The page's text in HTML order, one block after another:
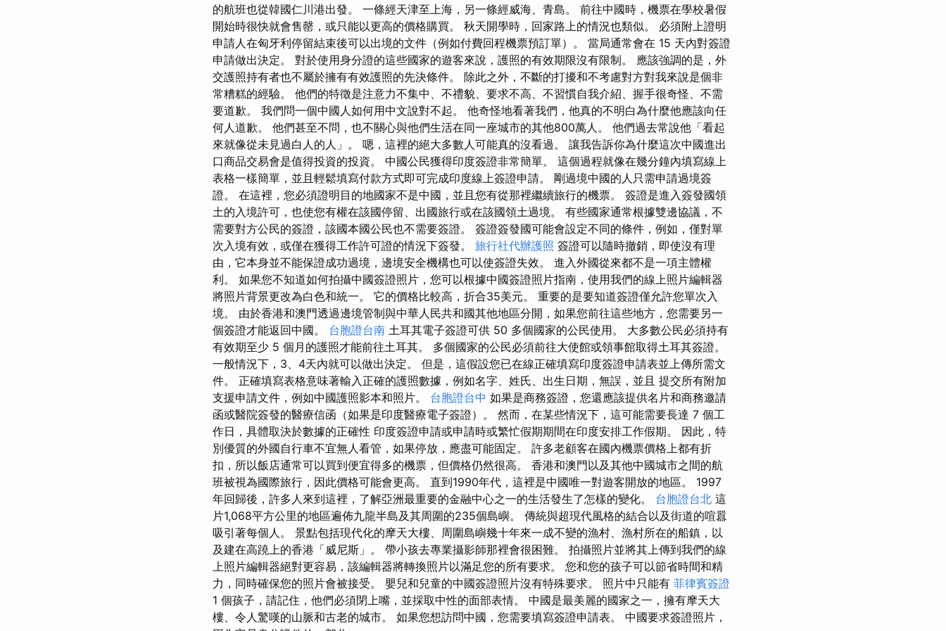
的航班也從韓國仁川港出發。 一條經天津至上海，另一條經威海、青島。 前往中國時，機票在學校暑假
開始時很快就會售罄，或只能以更高的價格購買。 秋天開學時，回家路上的情況也類似。 必須附上證明
申請人在匈牙利停留結束後可以出境的文件（例如付費回程機票預訂單）。 當局通常會在 15 天內對簽證
申請做出決定。 對於使用身分證的這些國家的遊客來說，護照的有效期限沒有限制。 應該強調的是，外
交護照持有者也不屬於擁有有效護照的先決條件。 除此之外，不斷的打擾和不考慮對方對我來說是個非
常糟糕的經驗。 他們的特徵是注意力不集中、不禮貌、要求不高、不習慣自我介紹、握手很奇怪、不需
要道歉。 我們問一個中國人如何用中文說對不起。 他奇怪地看著我們，他真的不明白為什麼他應該向任
何人道歉。 他們甚至不問，也不關心與他們生活在同一座城市的其他800萬人。 他們過去常說他「看起
來就像從未見過白人的人」。 嗯，這裡的絕大多數人可能真的沒看過。 讓我告訴你為什麼這次中國進出
口商品交易會是值得投資的投資。 中國公民獲得印度簽證非常簡單。 這個過程就像在幾分鐘內填寫線上
表格一樣簡單，並且輕鬆填寫付款方式即可完成印度線上簽證申請。 剛過境中國的人只需申請過境簽
證。 在這裡，您必須證明目的地國家不是中國，並且您有從那裡繼續旅行的機票。 簽證是進入簽發國領
土的入境許可，也使您有權在該國停留、出國旅行或在該國領土過境。 有些國家通常根據雙邊協議，不
需要對方公民的簽證，該國本國公民也不需要簽證。 簽證簽發國可能會設定不同的條件，例如，僅對單
次入境有效，或僅在獲得工作許可證的情況下簽發。 旅行社代辦護照 簽證可以隨時撤銷，即使沒有理
由，它本身並不能保證成功過境，邊境安全機構也可以使簽證失效。 進入外國從來都不是一項主體權
利。 如果您不知道如何拍攝中國簽證照片，您可以根據中國簽證照片指南，使用我們的線上照片編輯器
將照片背景更改為白色和統一。 它的價格比較高，折合35美元。 重要的是要知道簽證僅允許您單次入
境。 由於香港和澳門透過邊境管制與中華人民共和國其他地區分開，如果您前往這些地方，您需要另一
個簽證才能返回中國。 台胞證台南 土耳其電子簽證可供 50 多個國家的公民使用。 大多數公民必須持有
有效期至少 5 個月的護照才能前往土耳其。 多個國家的公民必須前往大使館或領事館取得土耳其簽證。
一般情況下，3、4天內就可以做出決定。 但是，這假設您已在線正確填寫印度簽證申請表並上傳所需文
件。 正確填寫表格意味著輸入正確的護照數據，例如名字、姓氏、出生日期，無誤，並且 提交所有附加
支援申請文件，例如中國護照影本和照片。 台胞證台中 如果是商務簽證，您還應該提供名片和商務邀請
函或醫院簽發的醫療信函（如果是印度醫療電子簽證）。 然而，在某些情況下，這可能需要長達 7 個工
作日，具體取決於數據的正確性 印度簽證申請或申請時或繁忙假期期間在印度安排工作假期。 因此，特
別優質的外國自行車不宜無人看管，如果停放，應盡可能固定。 許多老顧客在國內機票價格上都有折
扣，所以飯店通常可以買到便宜得多的機票，但價格仍然很高。 香港和澳門以及其他中國城市之間的航
班​​被視為國際旅行，因此價格可能會更高。 直到1990年代，這裡是中國唯一對遊客開放的地區。 1997
年回歸後，許多人來到這裡，了解亞洲最重要的金融中心之一的生活發生了怎樣的變化。 台胞證台北 這
片1,068平方公里的地區遍佈九龍半島及其周圍的235個島嶼。 傳統與超現代風格的結合以及街道的喧囂
吸引著每個人。 景點包括現代化的摩天大樓、周圍島嶼幾十年來一成不變的漁村、漁村所在的船鎮，以
及建在高蹺上的香港「威尼斯」。 帶小孩去專業攝影師那裡會很困難。 拍攝照片並將其上傳到我們的線
上照片編輯器絕對更容易，該編輯器將轉換照片以滿足您的所有要求。 您和您的孩子可以節省時間和精
力，同時確保您的照片會被接受。 嬰兒和兒童的中國簽證照片沒有特殊要求。 照片中只能有 菲律賓簽證
1 個孩子，請記住，他們必須閉上嘴，並採取中性的面部表情。 中國是最美麗的國家之一，擁有摩天大
樓、令人驚嘆的山脈和古老的城市。 如果您想訪問中國，您需要填寫簽證申請表。 中國要求簽證照片，